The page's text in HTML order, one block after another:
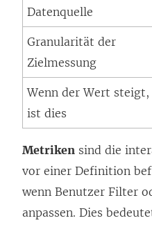
Datenquelle
Granularität der
Zielmessung
Wenn der Wert steigt,
ist dies
Metriken sind die
vor einer Definition
wenn Benutzer Filter
anpassen. Dies